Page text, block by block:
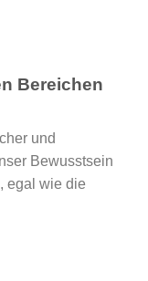
Bereichen
und
Bewusstsein
egal wie die